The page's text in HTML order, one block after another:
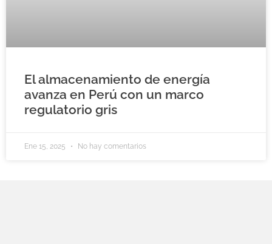
El almacenamiento de energía
avanza en Perú con un marco
regulatorio gris
Ene 15, 2025 No hay comentarios